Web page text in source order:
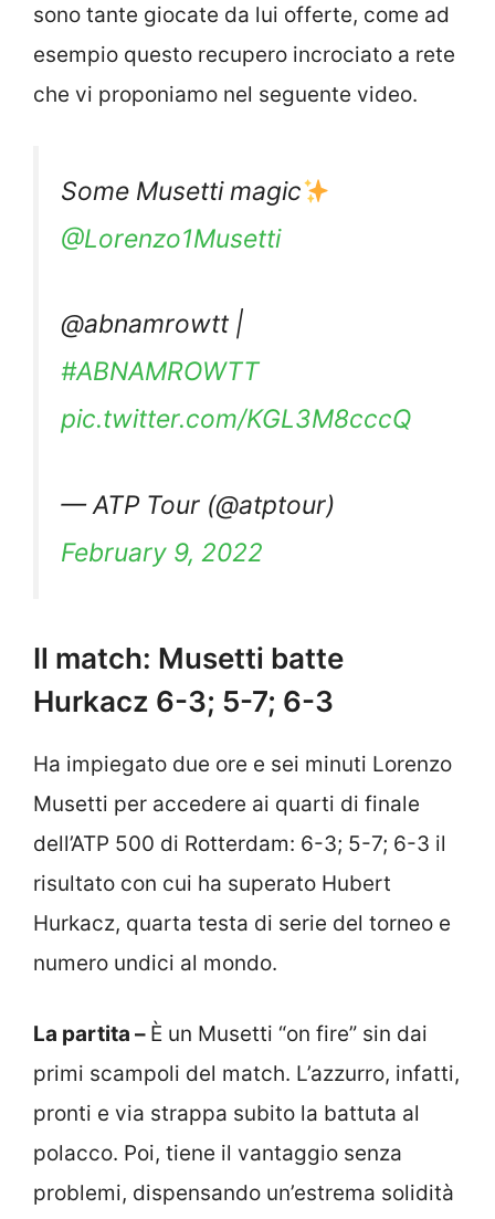
sono tante giocate da lui offerte, come ad
esempio questo recupero incrociato a rete
che vi proponiamo nel seguente video.
Some Musetti magic
@Lorenzo1Musetti
@abnamrowtt |
#ABNAMROWTT
pic.twitter.com/KGL3M8cccQ
— ATP Tour (@atptour)
February 9, 2022
Il match: Musetti batte
Hurkacz 6-3; 5-7; 6-3
Ha impiegato due ore e sei minuti Lorenzo
Musetti per accedere ai quarti di finale
dell’ATP 500 di Rotterdam: 6-3; 5-7; 6-3 il
risultato con cui ha superato Hubert
Hurkacz, quarta testa di serie del torneo e
numero undici al mondo.
La partita – È un Musetti “on fire” sin dai
primi scampoli del match. L’azzurro, infatti,
pronti e via strappa subito la battuta al
polacco. Poi, tiene il vantaggio senza
problemi, dispensando un’estrema solidità